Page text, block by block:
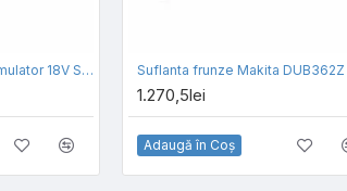
Suflanta frunze cu acumulator 18V Stanley Fatmax SFMCBL7B-XJ, motor fara perii, viteza suflare 177km/h, functie boost, livrata fara acumulator si incarcator
1.270,5lei
Adaugă în Coş